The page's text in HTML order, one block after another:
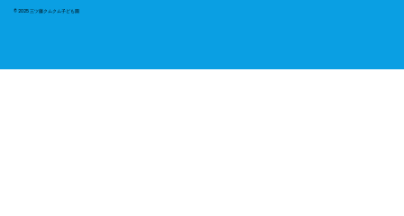
© 2025 三ツ藤クムクム子ども園